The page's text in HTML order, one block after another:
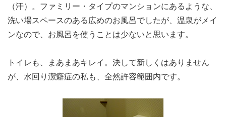
（汗）。ファミリー・タイプのマンションにあるような、
洗い場スペースのある広めのお風呂でしたが、温泉がメイ
ンなので、お風呂を使うことは少ないと思います。
トイレも、まあまあキレイ。決して新しくはありません
が、水回り潔癖症の私も、全然許容範囲内です。